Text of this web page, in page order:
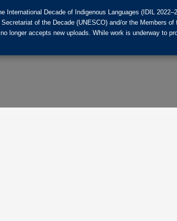
Decade of Indigenous Languages (IDIL
of the Decade (UNESCO) and/or the Members
longer accepts new uploads. While work is underway to